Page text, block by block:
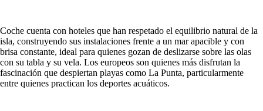
Coche cuenta con hoteles que han respetado el equilibrio natural de la
isla, construyendo sus instalaciones frente a un mar apacible y con
brisa constante, ideal para quienes gozan de deslizarse sobre las olas
con su tabla y su vela. Los europeos son quienes más disfrutan la
fascinación que despiertan playas como La Punta, particularmente
entre quienes practican los deportes acuáticos.